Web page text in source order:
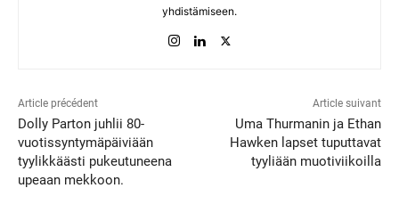
yhdistämiseen.
Article précédent
Dolly Parton juhlii 80-
vuotissyntymäpäiviään
tyylikkäästi pukeutuneena
upeaan mekkoon.
Article suivant
Uma Thurmanin ja Ethan
Hawken lapset tuputtavat
tyyliään muotiviikoilla